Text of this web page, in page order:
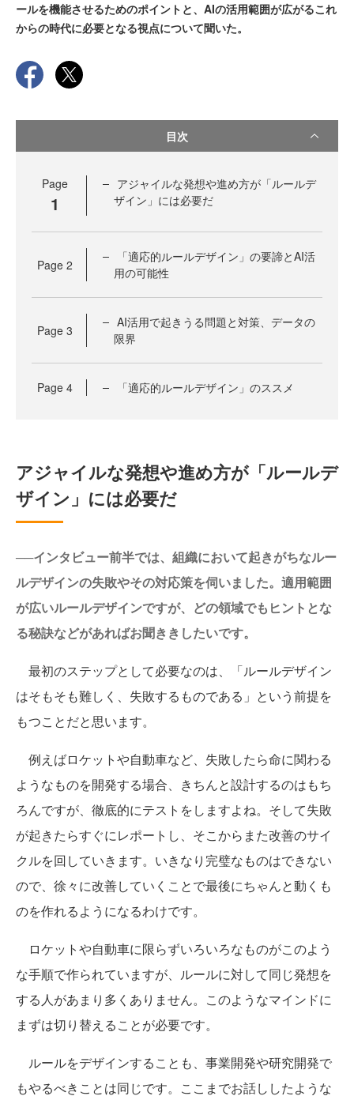
ールを機能させるためのポイントと、AIの活用範囲が広がるこれ
からの時代に必要となる視点について聞いた。
目次
Page
1
アジャイルな発想や進め方が「ルールデ
ザイン」には必要だ
Page 2
「適応的ルールデザイン」の要諦とAI活
用の可能性
Page 3
AI活用で起きうる問題と対策、データの
限界
Page 4 「適応的ルールデザイン」のススメ
アジャイルな発想や進め方が「ルールデ
ザイン」には必要だ
──インタビュー前半では、組織において起きがちなルー
ルデザインの失敗やその対応策を伺いました。適用範囲
が広いルールデザインですが、どの領域でもヒントとな
る秘訣などがあればお聞ききしたいです。
最初のステップとして必要なのは、「ルールデザイン
はそもそも難しく、失敗するものである」という前提を
もつことだと思います。
例えばロケットや自動車など、失敗したら命に関わる
ようなものを開発する場合、きちんと設計するのはもち
ろんですが、徹底的にテストをしますよね。そして失敗
が起きたらすぐにレポートし、そこからまた改善のサイ
クルを回していきます。いきなり完璧なものはできない
ので、徐々に改善していくことで最後にちゃんと動くも
のを作れるようになるわけです。
ロケットや自動車に限らずいろいろなものがこのよう
な手順で作られていますが、ルールに対して同じ発想を
する人があまり多くありません。このようなマインドに
まずは切り替えることが必要です。
ルールをデザインすることも、事業開発や研究開発で
もやるべきことは同じです。ここまでお話ししたような